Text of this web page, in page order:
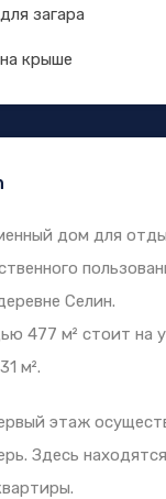
загара
крыше
дом для
Селин.
477 м² стоит на
м².
этаж
Здесь